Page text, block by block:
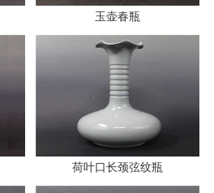
玉壶春瓶
荷叶口长颈弦纹瓶